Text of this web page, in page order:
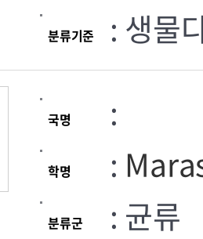
분류기준 : 생물
국명 :
학명 :
분류군 : 균류